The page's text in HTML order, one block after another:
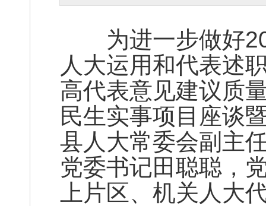
为进一步做好
人大运用和代表述
高代表意见建议质
民生实事项目座谈
县人大常委会副主
党委书记田聪聪，
上片区、机关人大